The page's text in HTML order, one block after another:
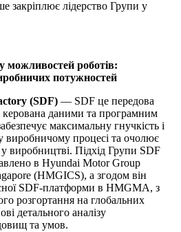
закріплює лідерство Групи у
можливостей роботів:
потужностей
(SDF) — SDF це передова
даними та програмним
максимальну гнучкість і
виробничому процесі та очолює
виробництві. Підхід Групи SDF
в Hyundai Motor Group
(HMGICS), а згодом він
SDF-платформи в HMGMA, з
розгортання на глобальних
детального аналізу
та умов.